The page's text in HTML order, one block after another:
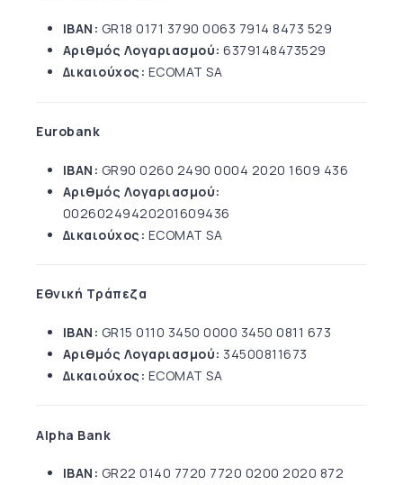
IBAN: GR18 0171 3790 0063 7914 8473 529
Αριθμός Λογαριασμού: 6379148473529
Δικαιούχος: ECOMAT SA
Eurobank
IBAN: GR90 0260 2490 0004 2020 1609 436
Αριθμός Λογαριασμού:
00260249420201609436
Δικαιούχος: ECOMAT SA
Εθνική Τράπεζα
IBAN: GR15 0110 3450 0000 3450 0811 673
Αριθμός Λογαριασμού: 34500811673
Δικαιούχος: ECOMAT SA
Alpha Bank
IBAN: GR22 0140 7720 7720 0200 2020 872